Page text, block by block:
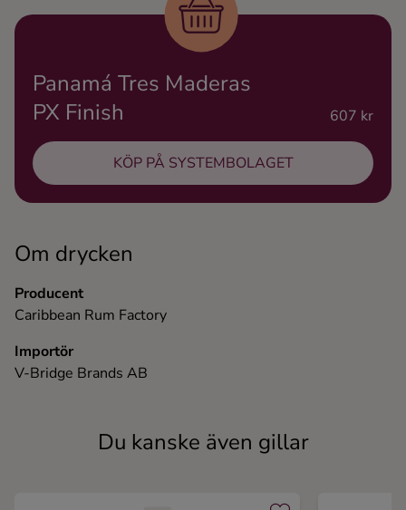
Ingredienser
Om drycken
Producent
Caribbean Rum Factory
Importör
V-Bridge Brands AB
Panamá Tres Maderas
PX Finish
607 kr
KÖP PÅ SYSTEMBOLAGET
Du kanske även gillar